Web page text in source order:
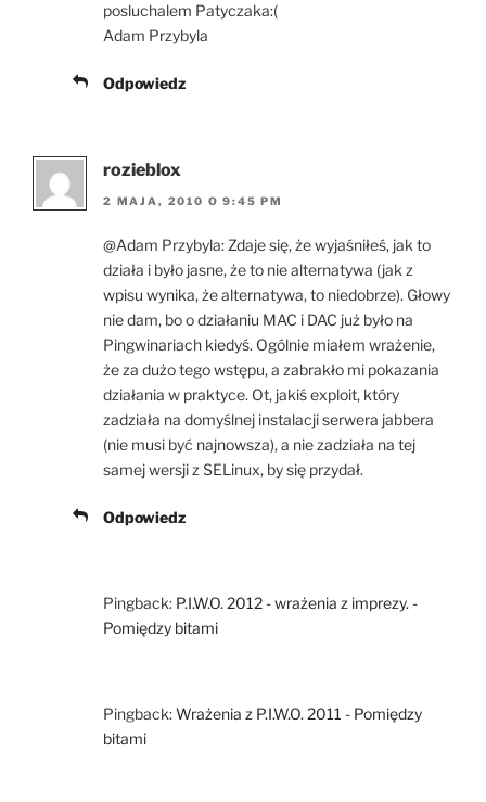
posluchalem Patyczaka:(
Adam Przybyla
Odpowiedz
rozieblox
2 MAJA, 2010 O 9:45 PM
@Adam Przybyla: Zdaje się, że wyjaśniłeś, jak to
działa i było jasne, że to nie alternatywa (jak z
wpisu wynika, że alternatywa, to niedobrze). Głowy
nie dam, bo o działaniu MAC i DAC już było na
Pingwinariach kiedyś. Ogólnie miałem wrażenie,
że za dużo tego wstępu, a zabrakło mi pokazania
działania w praktyce. Ot, jakiś exploit, który
zadziała na domyślnej instalacji serwera jabbera
(nie musi być najnowsza), a nie zadziała na tej
samej wersji z SELinux, by się przydał.
Odpowiedz
Pingback: P.I.W.O. 2012 - wrażenia z imprezy. -
Pomiędzy bitami
Pingback:Wrażenia z P.I.W.O. 2011 - Pomiędzy
bitami